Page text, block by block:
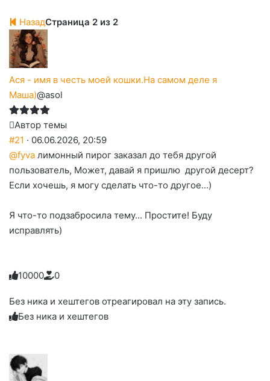
НазадСтраница 2 из 2
Ася - имя в честь моей кошки.На самом деле я
Маша)@asol
Автор темы
#21 · 06.06.2026, 20:59
@fyva лимонный пирог заказал до тебя другой
пользователь, Может, давай я пришлю другой десерт?
Если хочешь, я могу сделать что-то другое...)
Я что-то подзабросила тему... Простите! Буду
исправлять)
Голосуйте
вверх.
1
Нажмите
реакцию:
0
Нажмите
реакцию:
до
0
Нажмите
реакцию:
0
Нажмите
реакцию:
0
Нажмите
благодарю
0
Без ника и хештегов отреагировал на эту запись.
Без ника и хештегов